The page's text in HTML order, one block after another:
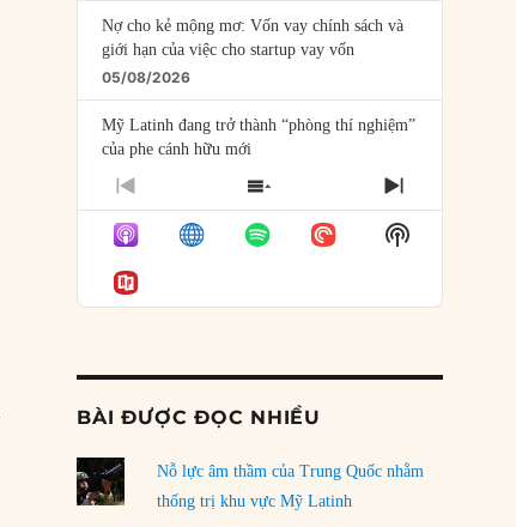
Nợ cho kẻ mộng mơ: Vốn vay chính sách và
giới hạn của việc cho startup vay vốn
05/08/2026
Mỹ Latinh đang trở thành “phòng thí nghiệm”
của phe cánh hữu mới
04/08/2026
Tại sao Trung Quốc phủ nhận cuộc gặp với
Ngoại trưởng Nhật Bản?
04/08/2026
03/08/2026
Đặt cược vào thất bại: Các quỹ đầu tư mạo
rủi ro
02/08/2026
PREVIOUS
EPISODE
SHOW
EPISODES
LIST
NEXT
EPISODE
Show
Podcast
BÀI ĐƯỢC ĐỌC NHIỀU
Nỗ lực âm thầm của Trung Quốc nhằm
thống trị khu vực Mỹ Latinh